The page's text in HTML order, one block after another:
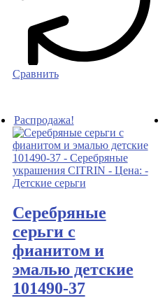
Сравнить
Распродажа!
Серебряные
серьги с
фианитом и
эмалью детские
101490-37